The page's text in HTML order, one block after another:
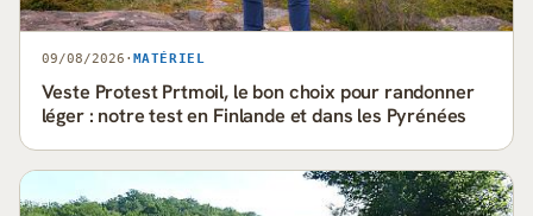
09/08/2026 · MATÉRIEL
Veste Protest Prtmoil, le bon choix pour randonner
léger : notre test en Finlande et dans les Pyrénées